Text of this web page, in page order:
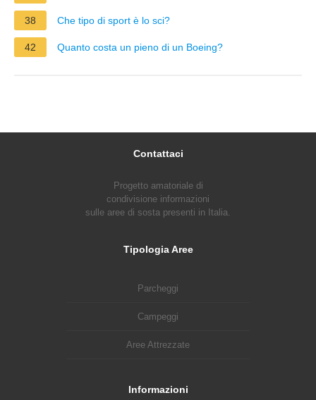
38 Che tipo di sport è lo sci?
42 Quanto costa un pieno di un Boeing?
Contattaci
Progetto amatoriale di
condivisione informazioni
sulle aree di sosta presenti in Italia.
Tipologia Aree
Parcheggi
Campeggi
Aree Attrezzate
Informazioni